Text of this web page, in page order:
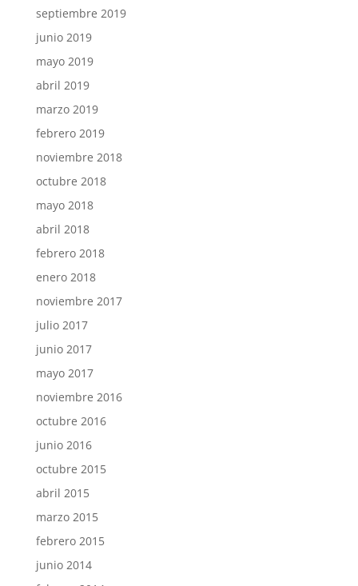
septiembre 2019
junio 2019
mayo 2019
abril 2019
marzo 2019
febrero 2019
noviembre 2018
octubre 2018
mayo 2018
abril 2018
febrero 2018
enero 2018
noviembre 2017
julio 2017
junio 2017
mayo 2017
noviembre 2016
octubre 2016
junio 2016
octubre 2015
abril 2015
marzo 2015
febrero 2015
junio 2014